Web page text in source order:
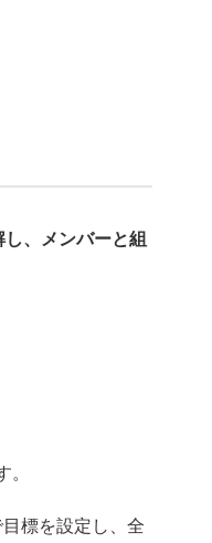
、メンバーと組
標を設定し、全